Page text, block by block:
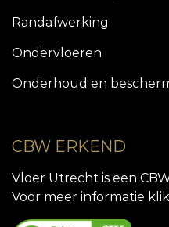
Randafwerking
Ondervloeren
Onderhoud en
CBW ERKEND
Vloer Utrecht is een
Voor meer informatie